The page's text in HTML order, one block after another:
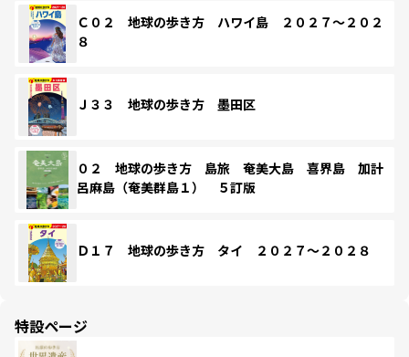
Ｃ０２ 地球の歩き方 ハワイ島 ２０２７～２０２
８
Ｊ３３ 地球の歩き方 墨田区
０２ 地球の歩き方 島旅 奄美大島 喜界島 加計
呂麻島（奄美群島１） ５訂版
Ｄ１７ 地球の歩き方 タイ ２０２７～２０２８
特設ページ